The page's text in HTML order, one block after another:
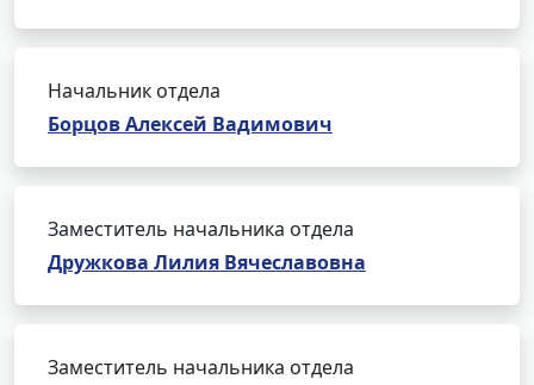
Начальник отдела
Борцов Алексей Вадимович
Заместитель начальника отдела
Дружкова Лилия Вячеславовна
Заместитель начальника отдела